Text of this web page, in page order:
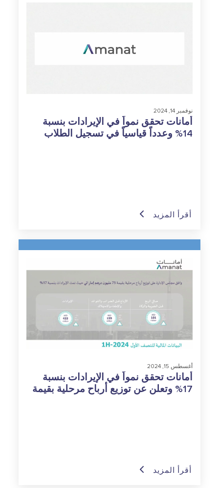
نوفمبر 14, 2024
أمانات تحقق نمواً في الإيرادات بنسبة
14% وعدداً قياسياً في تسجيل الطلاب
أقرأ المزيد
أغسطس 15, 2024
أمانات تحقق نمواً في الإيرادات بنسبة
17% وتعلن عن توزيع أرباح مرحلية بقيمة
أقرأ المزيد